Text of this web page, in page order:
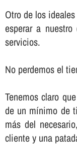
Otro de los
esperar a
servicios.
No perdemos el
Tenemos claro
de un mí­nimo de
más del
cliente y una